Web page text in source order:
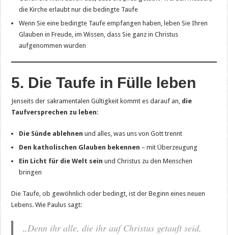
die Kirche erlaubt nur die bedingte Taufe
Wenn Sie eine bedingte Taufe empfangen haben, leben Sie Ihren
Glauben in Freude, im Wissen, dass Sie ganz in Christus
aufgenommen wurden
5. Die Taufe in Fülle leben
Jenseits der sakramentalen Gültigkeit kommt es darauf an, die
Taufversprechen zu leben:
Die Sünde ablehnen und alles, was uns von Gott trennt
Den katholischen Glauben bekennen – mit Überzeugung
Ein Licht für die Welt sein und Christus zu den Menschen
bringen
Die Taufe, ob gewöhnlich oder bedingt, ist der Beginn eines neuen
Lebens. Wie Paulus sagt:
„Denn ihr alle, die ihr auf Christus getauft seid,